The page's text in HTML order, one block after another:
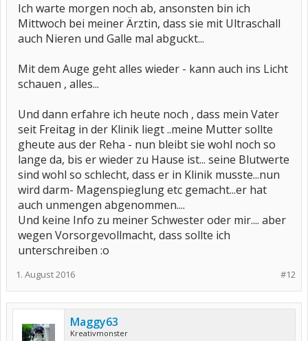
Ich warte morgen noch ab, ansonsten bin ich
Mittwoch bei meiner Ärztin, dass sie mit Ultraschall
auch Nieren und Galle mal abguckt...
Mit dem Auge geht alles wieder - kann auch ins Licht
schauen , alles...
Und dann erfahre ich heute noch , dass mein Vater
seit Freitag in der Klinik liegt ..meine Mutter sollte
gheute aus der Reha - nun bleibt sie wohl noch so
lange da, bis er wieder zu Hause ist... seine Blutwerte
sind wohl so schlecht, dass er in Klinik musste...nun
wird darm- Magenspieglung etc gemacht...er hat
auch unmengen abgenommen....
Und keine Info zu meiner Schwester oder mir.... aber
wegen Vorsorgevollmacht, dass sollte ich
unterschreiben :o
#12
1. August 2016
Maggy63
Kreativmonster